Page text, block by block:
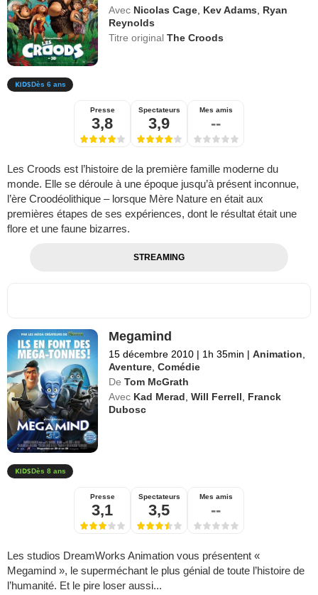
Avec Nicolas Cage Kev Adams
Ryan
Reynolds
Titre originalThe Croods
Dès 6 ans
Presse
3,8
Spectateurs
3,9
Mes amis
--
Les Croods est l’histoire de la première famille moderne du
monde. Elle se déroule à une époque jusqu’à présent inconnue,
l’ère Croodéolithique – lorsque Mère Nature en était aux
premières étapes de ses expériences, dont le résultat était une
flore et une faune bizarres.
STREAMING
Megamind
15 décembre 2010 | 1h 35min | Animation
Aventure ,Comédie
De Tom McGrath
Avec Kad Merad ,Will Ferrell
Franck
Dubosc
Dès 8 ans
Presse
3,1
Spectateurs
3,5
Mes amis
--
Les studios DreamWorks Animation vous présentent «
Megamind », le superméchant le plus génial de toute l’histoire de
l’humanité. Et le pire loser aussi...